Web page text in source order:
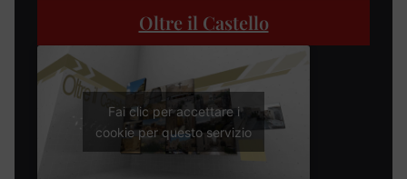
Oltre il Castello
Fai clic per accettare i
cookie per questo servizio